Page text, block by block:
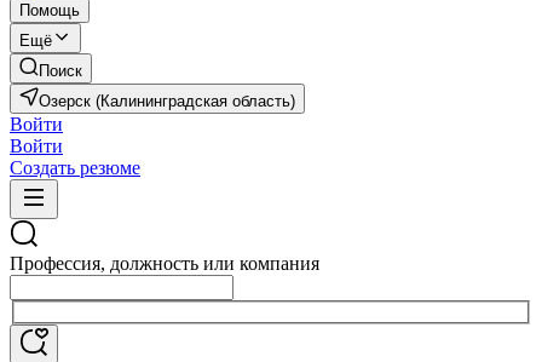
Помощь
Ещё
Поиск
Озерск (Калининградская область)
Войти
Войти
Создать резюме
Профессия, должность или компания